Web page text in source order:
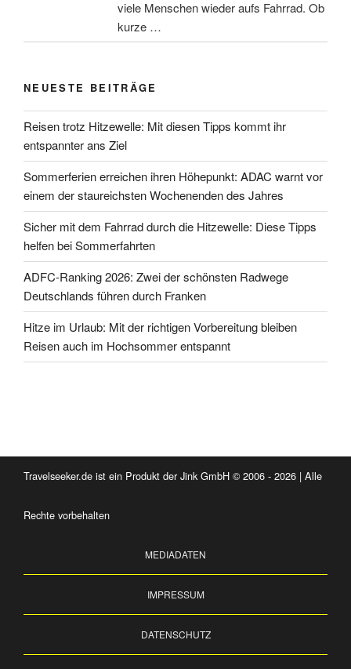
viele Menschen wieder aufs Fahrrad. Ob
kurze …
NEUESTE BEITRÄGE
Reisen trotz Hitzewelle: Mit diesen Tipps kommt ihr
entspannter ans Ziel
Sommerferien erreichen ihren Höhepunkt: ADAC warnt vor
einem der staureichsten Wochenenden des Jahres
Sicher mit dem Fahrrad durch die Hitzewelle: Diese Tipps
helfen bei Sommerfahrten
ADFC-Ranking 2026: Zwei der schönsten Radwege
Deutschlands führen durch Franken
Hitze im Urlaub: Mit der richtigen Vorbereitung bleiben
Reisen auch im Hochsommer entspannt
Travelseeker.de ist ein Produkt der Jink GmbH © 2006 - 2026 | Alle
Rechte vorbehalten
MEDIADATEN
IMPRESSUM
DATENSCHUTZ